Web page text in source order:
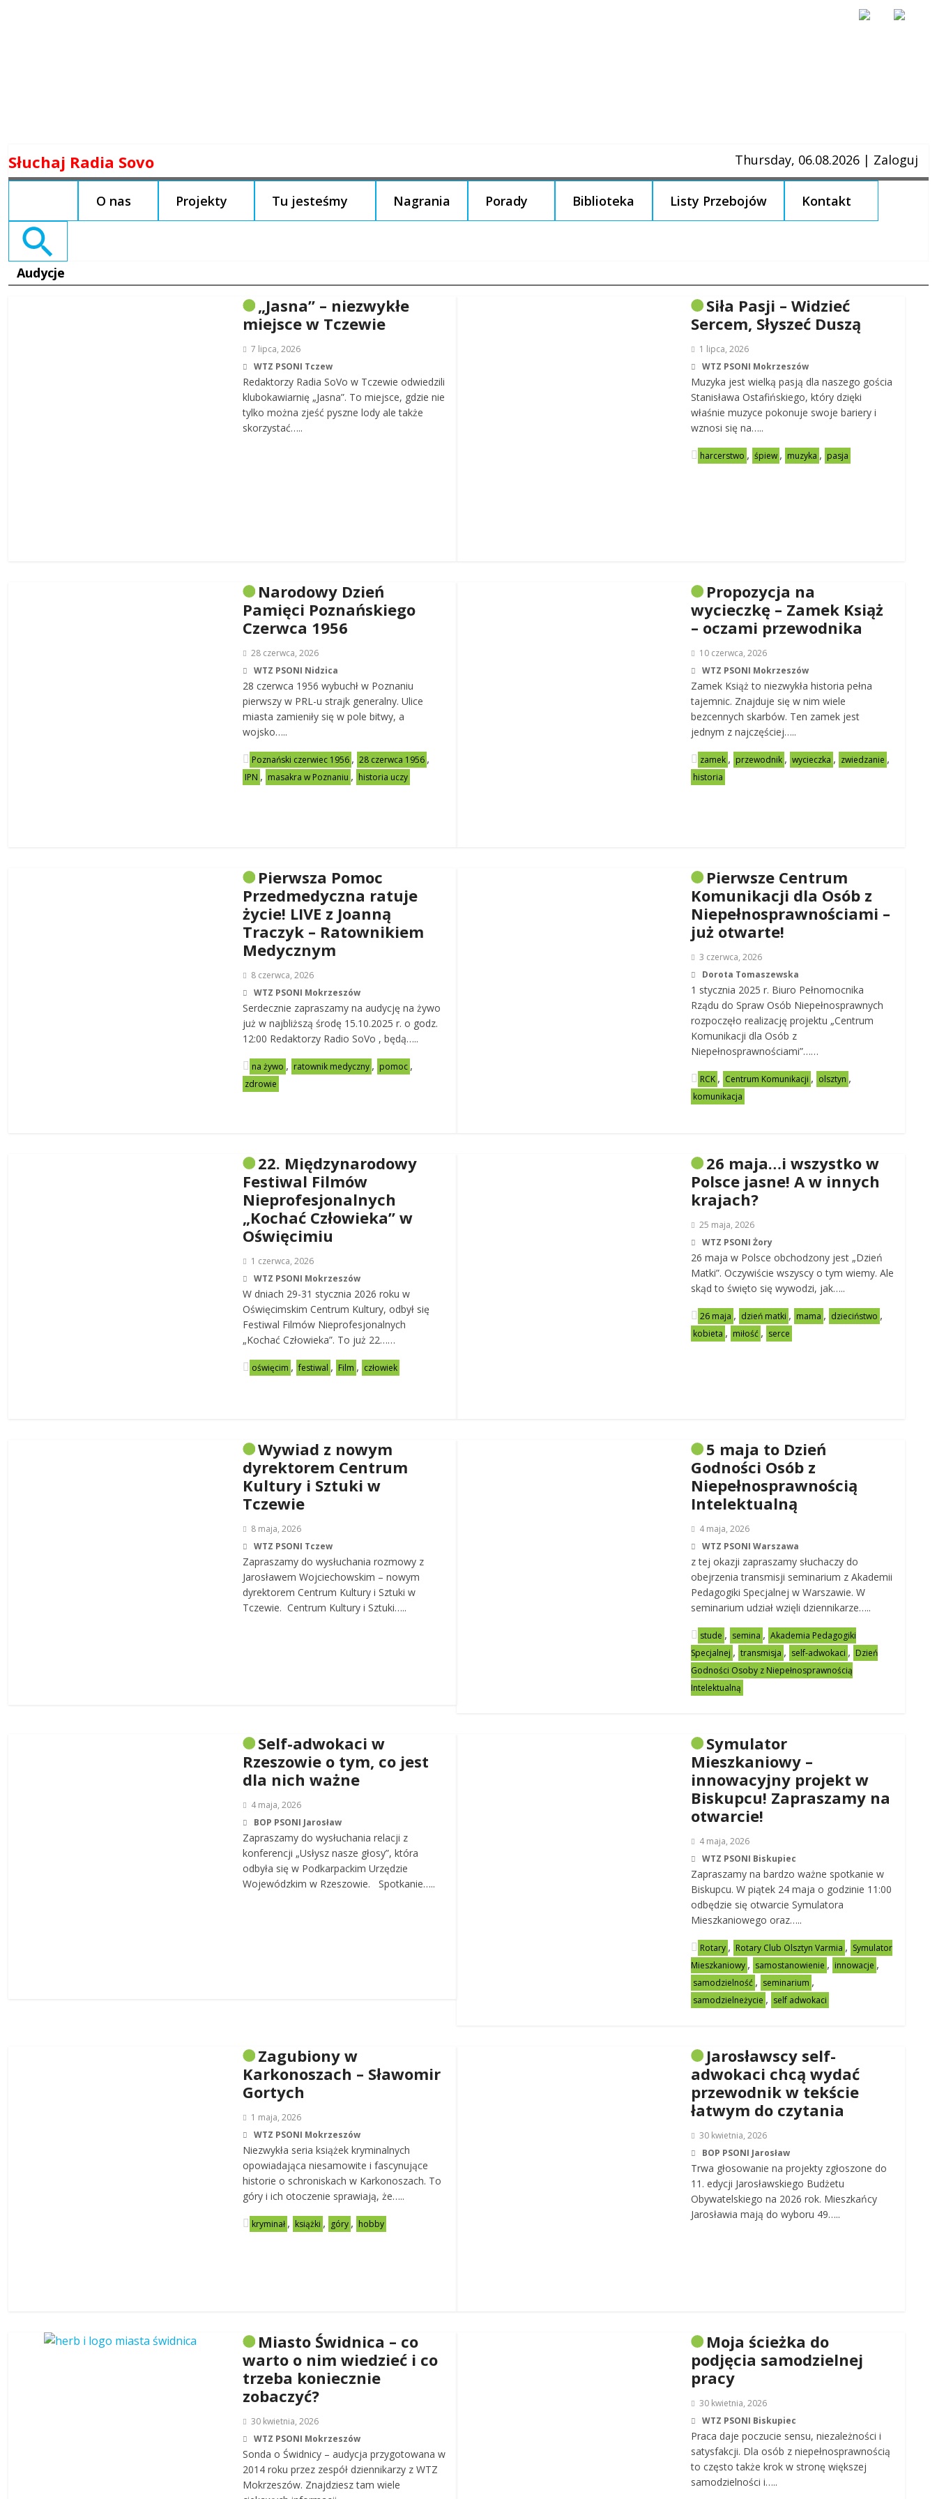
to
Słuchaj Radia Sovo Thursday, 06.08.2026 | Zaloguj
O nas Projekty Tu jesteśmy Nagrania Porady Biblioteka Listy Przebojów Kontakt
Search
Audycje
„Jasna” – niezwykłe
miejsce w Tczewie
7 lipca, 2026
WTZ PSONI Tczew
Redaktorzy Radia SoVo w Tczewie odwiedzili
klubokawiarnię „Jasna”. To miejsce, gdzie nie
tylko można zjeść pyszne lody ale także
skorzystać…..
Siła Pasji – Widzieć
Sercem, Słyszeć Duszą
1 lipca, 2026
WTZ PSONI Mokrzeszów
Muzyka jest wielką pasją dla naszego gościa
Stanisława Ostafińskiego, który dzięki
właśnie muzyce pokonuje swoje bariery i
wznosi się na…..
harcerstwo , śpiew , muzyka , pasja
Narodowy Dzień
Pamięci Poznańskiego
Czerwca 1956
28 czerwca, 2026
WTZ PSONI Nidzica
28 czerwca 1956 wybuchł w Poznaniu
pierwszy w PRL-u strajk generalny. Ulice
miasta zamieniły się w pole bitwy, a
wojsko…..
Poznański czerwiec 1956 , 28 czerwca 1956 ,
IPN , masakra w Poznaniu , historia uczy
Propozycja na
wycieczkę – Zamek Książ
– oczami przewodnika
10 czerwca, 2026
WTZ PSONI Mokrzeszów
Zamek Książ to niezwykła historia pełna
tajemnic. Znajduje się w nim wiele
bezcennych skarbów. Ten zamek jest
jednym z najczęściej…..
zamek , przewodnik , wycieczka , zwiedzanie ,
historia
Pierwsza Pomoc
Przedmedyczna ratuje
życie! LIVE z Joanną
Traczyk – Ratownikiem
Medycznym
8 czerwca, 2026
WTZ PSONI Mokrzeszów
Serdecznie zapraszamy na audycję na żywo
już w najbliższą środę 15.10.2025 r. o godz.
12:00 Redaktorzy Radio SoVo , będą…..
na żywo , ratownik medyczny , pomoc ,
zdrowie
Pierwsze Centrum
Komunikacji dla Osób z
Niepełnosprawnościami –
już otwarte!
3 czerwca, 2026
Dorota Tomaszewska
1 stycznia 2025 r. Biuro Pełnomocnika
Rządu do Spraw Osób Niepełnosprawnych
rozpoczęło realizację projektu „Centrum
Komunikacji dla Osób z
Niepełnosprawnościami”……
RCK , Centrum Komunikacji , olsztyn ,
komunikacja
22. Międzynarodowy
Festiwal Filmów
Nieprofesjonalnych
„Kochać Człowieka” w
Oświęcimiu
1 czerwca, 2026
WTZ PSONI Mokrzeszów
W dniach 29-31 stycznia 2026 roku w
Oświęcimskim Centrum Kultury, odbył się
Festiwal Filmów Nieprofesjonalnych
„Kochać Człowieka”. To już 22……
oświęcim , festiwal , Film , człowiek
26 maja…i wszystko w
Polsce jasne! A w innych
krajach?
25 maja, 2026
WTZ PSONI Żory
26 maja w Polsce obchodzony jest „Dzień
Matki”. Oczywiście wszyscy o tym wiemy. Ale
skąd to święto się wywodzi, jak…..
26 maja , dzień matki , mama , dzieciństwo ,
kobieta , miłość , serce
Wywiad z nowym
dyrektorem Centrum
Kultury i Sztuki w
Tczewie
8 maja, 2026
WTZ PSONI Tczew
Zapraszamy do wysłuchania rozmowy z
Jarosławem Wojciechowskim – nowym
dyrektorem Centrum Kultury i Sztuki w
Tczewie. Centrum Kultury i Sztuki…..
5 maja to Dzień
Godności Osób z
Niepełnosprawnością
Intelektualną
4 maja, 2026
WTZ PSONI Warszawa
z tej okazji zapraszamy słuchaczy do
obejrzenia transmisji seminarium z Akademii
Pedagogiki Specjalnej w Warszawie. W
seminarium udział wzięli dziennikarze…..
stude , semina , Akademia Pedagogiki
Specjalnej , transmisja , self-adwokaci , Dzień
Godności Osoby z Niepełnosprawnością
Intelektualną
Self-adwokaci w
Rzeszowie o tym, co jest
dla nich ważne
4 maja, 2026
BOP PSONI Jarosław
Zapraszamy do wysłuchania relacji z
konferencji „Usłysz nasze głosy”, która
odbyła się w Podkarpackim Urzędzie
Wojewódzkim w Rzeszowie. Spotkanie…..
Symulator
Mieszkaniowy –
innowacyjny projekt w
Biskupcu! Zapraszamy na
otwarcie!
4 maja, 2026
WTZ PSONI Biskupiec
Zapraszamy na bardzo ważne spotkanie w
Biskupcu. W piątek 24 maja o godzinie 11:00
odbędzie się otwarcie Symulatora
Mieszkaniowego oraz…..
Rotary , Rotary Club Olsztyn Varmia , Symulator
Mieszkaniowy , samostanowienie , innowacje ,
samodzielność , seminarium ,
samodzielneżycie , self adwokaci
Zagubiony w
Karkonoszach – Sławomir
Gortych
1 maja, 2026
WTZ PSONI Mokrzeszów
Niezwykła seria książek kryminalnych
opowiadająca niesamowite i fascynujące
historie o schroniskach w Karkonoszach. To
góry i ich otoczenie sprawiają, że…..
kryminał , książki , góry , hobby
Jarosławscy self-
adwokaci chcą wydać
przewodnik w tekście
łatwym do czytania
30 kwietnia, 2026
BOP PSONI Jarosław
Trwa głosowanie na projekty zgłoszone do
11. edycji Jarosławskiego Budżetu
Obywatelskiego na 2026 rok. Mieszkańcy
Jarosławia mają do wyboru 49…..
Miasto Świdnica – co
warto o nim wiedzieć i co
trzeba koniecznie
zobaczyć?
30 kwietnia, 2026
WTZ PSONI Mokrzeszów
Sonda o Świdnicy – audycja przygotowana w
2014 roku przez zespół dziennikarzy z WTZ
Mokrzeszów. Znajdziesz tam wiele
Moja ścieżka do
podjęcia samodzielnej
pracy
30 kwietnia, 2026
WTZ PSONI Biskupiec
Praca daje poczucie sensu, niezależności i
satysfakcji. Dla osób z niepełnosprawnością
to często także krok w stronę większej
samodzielności i…..